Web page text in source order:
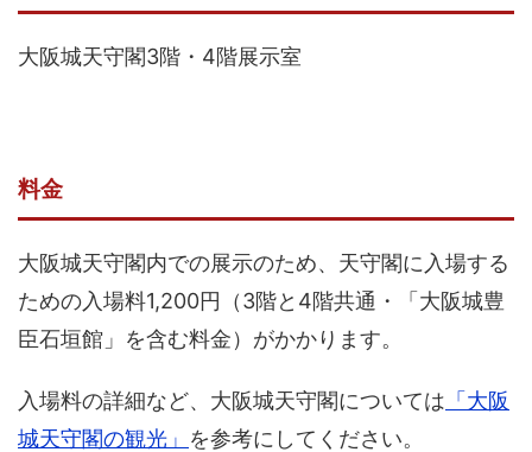
大阪城天守閣3階・4階展示室
料金
大阪城天守閣内での展示のため、天守閣に入場する
ための入場料1,200円（3階と4階共通・「大阪城豊
臣石垣館」を含む料金）がかかります。
入場料の詳細など、大阪城天守閣については 「大阪
城天守閣の観光」 を参考にしてください。